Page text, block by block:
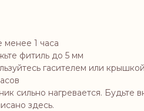
менее 1 часа
фитиль до 5 мм
гасителем или крышкой
сильно нагревается. Будьте
здесь.